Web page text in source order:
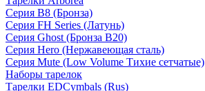
Серия B8 (Бронза)
Серия FH Series (Латунь)
Серия Ghost (Бронза B20)
Серия Hero (Нержавеющая сталь)
Серия Mute (Low Volume Тихие сетчатые)
Наборы тарелок
Тарелки EDCymbals (Rus)